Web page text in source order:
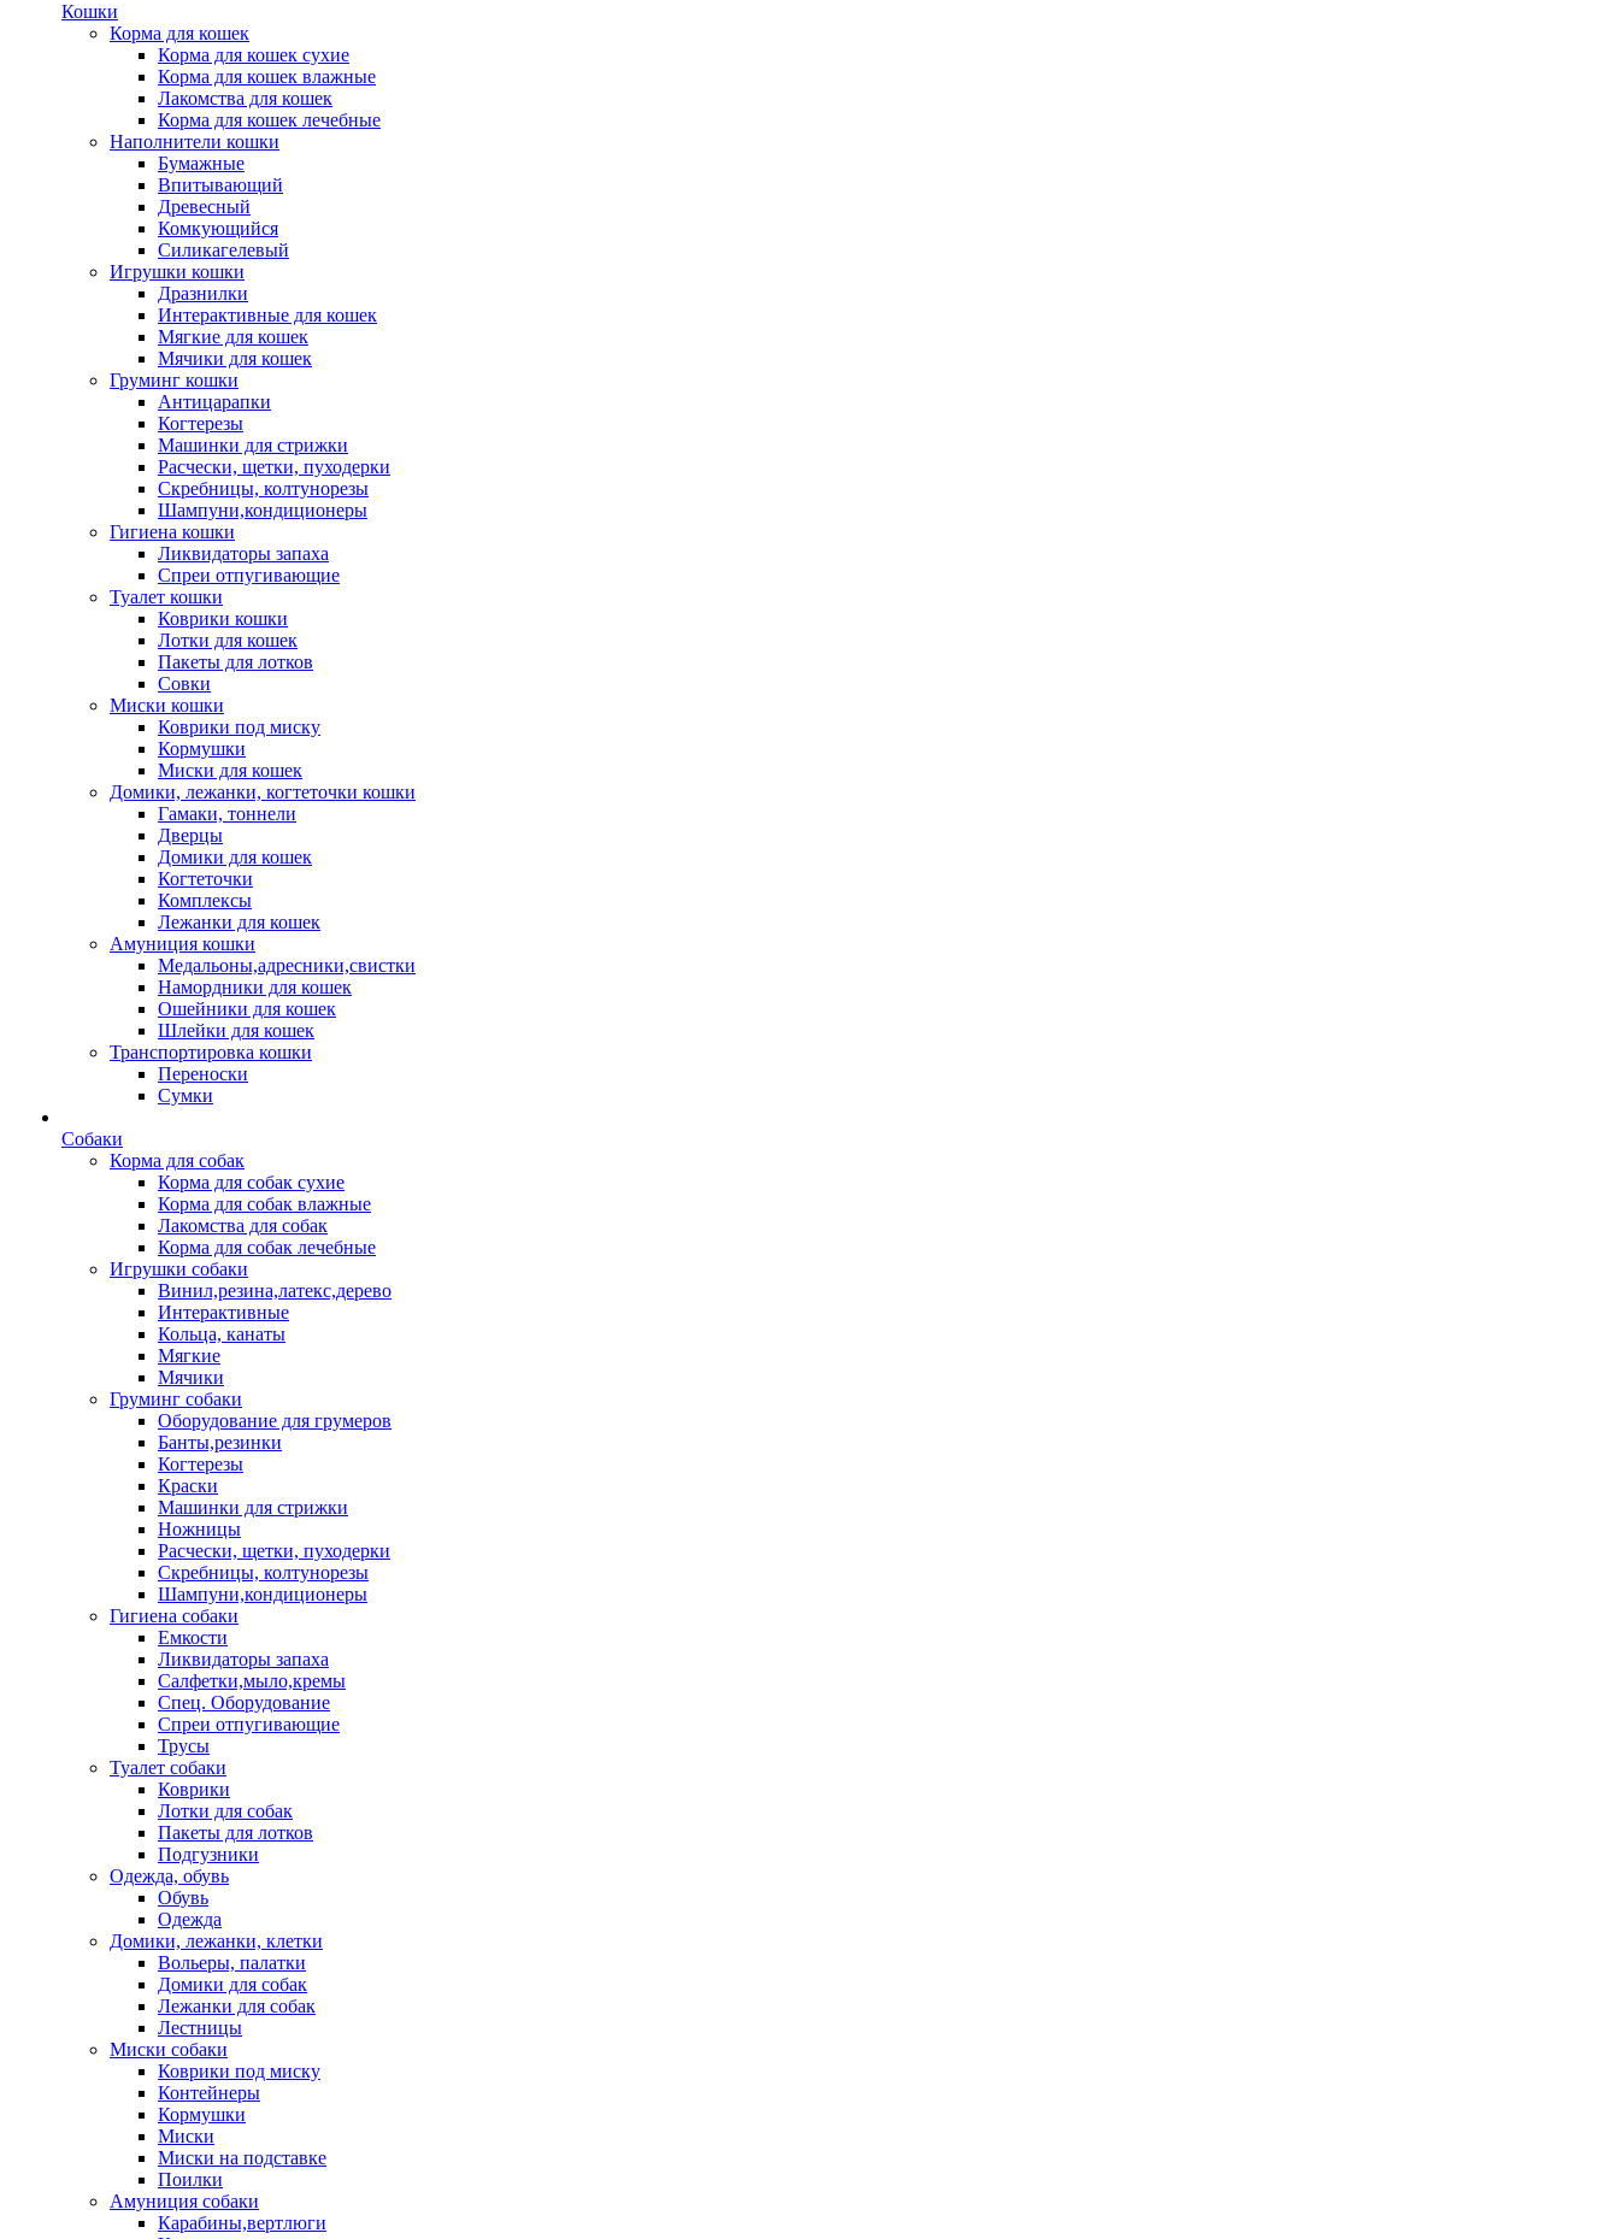
Кошки
Корма для кошек
Корма для кошек сухие
Корма для кошек влажные
Лакомства для кошек
Корма для кошек лечебные
Наполнители кошки
Бумажные
Впитывающий
Древесный
Комкующийся
Силикагелевый
Игрушки кошки
Дразнилки
Интерактивные для кошек
Мягкие для кошек
Мячики для кошек
Груминг кошки
Антицарапки
Когтерезы
Машинки для стрижки
Расчески, щетки, пуходерки
Скребницы, колтунорезы
Шампуни,кондиционеры
Гигиена кошки
Ликвидаторы запаха
Спреи отпугивающие
Туалет кошки
Коврики кошки
Лотки для кошек
Пакеты для лотков
Совки
Миски кошки
Коврики под миску
Кормушки
Миски для кошек
Домики, лежанки, когтеточки кошки
Гамаки, тоннели
Дверцы
Домики для кошек
Когтеточки
Комплексы
Лежанки для кошек
Амуниция кошки
Медальоны,адресники,свистки
Намордники для кошек
Ошейники для кошек
Шлейки для кошек
Транспортировка кошки
Переноски
Сумки
Собаки
Корма для собак
Корма для собак сухие
Корма для собак влажные
Лакомства для собак
Корма для собак лечебные
Игрушки собаки
Винил,резина,латекс,дерево
Интерактивные
Кольца, канаты
Мягкие
Мячики
Груминг собаки
Оборудование для грумеров
Банты,резинки
Когтерезы
Краски
Машинки для стрижки
Ножницы
Расчески, щетки, пуходерки
Скребницы, колтунорезы
Шампуни,кондиционеры
Гигиена собаки
Емкости
Ликвидаторы запаха
Салфетки,мыло,кремы
Спец. Оборудование
Спреи отпугивающие
Трусы
Туалет собаки
Коврики
Лотки для собак
Пакеты для лотков
Подгузники
Одежда, обувь
Обувь
Одежда
Домики, лежанки, клетки
Вольеры, палатки
Домики для собак
Лежанки для собак
Лестницы
Миски собаки
Коврики под миску
Контейнеры
Кормушки
Миски
Миски на подставке
Поилки
Амуниция собаки
Карабины,вертлюги